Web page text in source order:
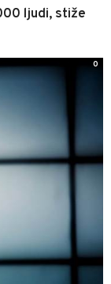
ljudi, stiže
0